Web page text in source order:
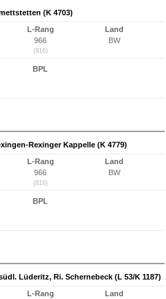
(K 4703)
L-Rang
966
(816)
Land
BW
BPL
Rexinger Kappelle (K 4779)
L-Rang
966
(816)
Land
BW
BPL
Lüderitz, Ri. Schernebeck (L 53/K 1187)
L-Rang
Land